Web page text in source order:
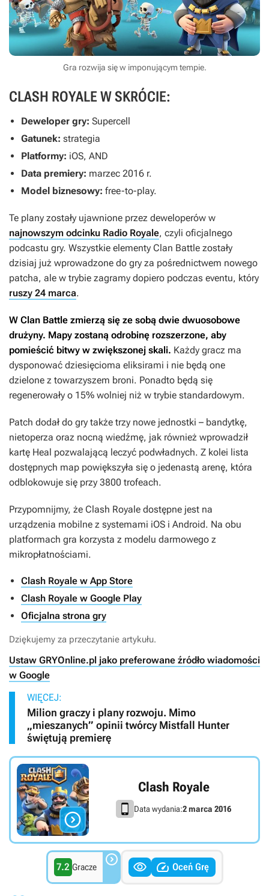
Gra rozwija się w imponującym tempie.
CLASH ROYALE W SKRÓCIE:
Deweloper gry: Supercell
Gatunek: strategia
Platformy: iOS, AND
Data premiery: marzec 2016 r.
Model biznesowy: free-to-play.
Te plany zostały ujawnione przez deweloperów w
najnowszym odcinku Radio Royale, czyli oficjalnego
podcastu gry. Wszystkie elementy Clan Battle zostały
dzisiaj już wprowadzone do gry za pośrednictwem nowego
patcha, ale w trybie zagramy dopiero podczas eventu, który
ruszy 24 marca.
W Clan Battle zmierzą się ze sobą dwie dwuosobowe
drużyny. Mapy zostaną odrobinę rozszerzone, aby
pomieścić bitwy w zwiększonej skali. Każdy gracz ma
dysponować dziesięcioma eliksirami i nie będą one
dzielone z towarzyszem broni. Ponadto będą się
regenerowały o 15% wolniej niż w trybie standardowym.
Patch dodał do gry także trzy nowe jednostki – bandytkę,
nietoperza oraz nocną wiedźmę, jak również wprowadził
kartę Heal pozwalającą leczyć podwładnych. Z kolei lista
dostępnych map powiększyła się o jedenastą arenę, która
odblokowuje się przy 3800 trofeach.
Przypomnijmy, że Clash Royale dostępne jest na
urządzenia mobilne z systemami iOS i Android. Na obu
platformach gra korzysta z modelu darmowego z
mikropłatnościami.
Clash Royale w App Store
Clash Royale w Google Play
Oficjalna strona gry
Dziękujemy za przeczytanie artykułu.
Ustaw GRYOnline.pl jako preferowane źródło wiadomości
w Google
WIĘCEJ:
Milion graczy i plany rozwoju. Mimo
„mieszanych” opinii twórcy Mistfall Hunter
świętują premierę

Clash Royale
Data wydania:2 marca 2016
7.2 Gracze    Oceń Grę